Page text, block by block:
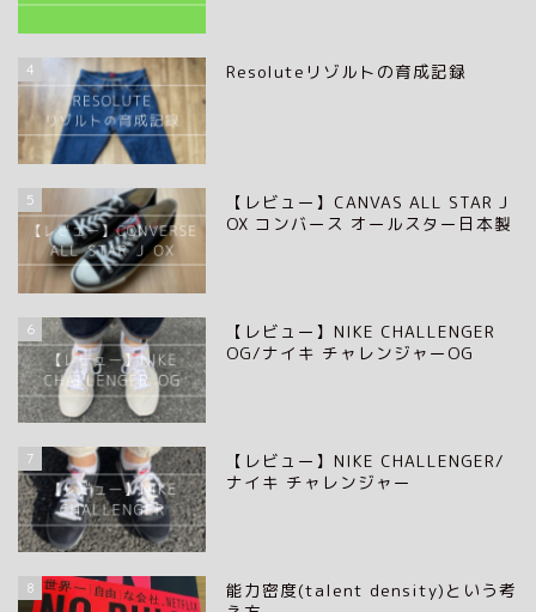
4 Resoluteリゾルトの育成記録
5
【レビュー】CANVAS ALL STAR J
OX コンバース オールスター日本製
6
【レビュー】NIKE CHALLENGER
OG/ナイキ チャレンジャーOG
7
【レビュー】NIKE CHALLENGER/
ナイキ チャレンジャー
8
能力密度(talent density)という考